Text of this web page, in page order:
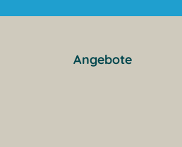
Angebote